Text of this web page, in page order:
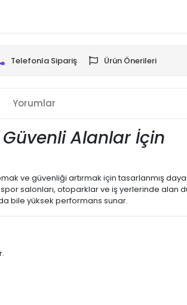
Telefonla Sipariş Ürün Önerileri
Yorumlar
Alanlar İçin
ve güvenliği artırmak için tasarlanmış
salonları, otoparklar ve iş yerlerinde alan
bile yüksek performans sunar.